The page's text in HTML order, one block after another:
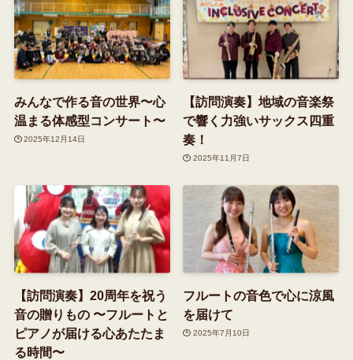
みんなで作る音の世界〜心
温まる体感型コンサート〜
2025年12月14日
【訪問演奏】地域の音楽祭
で響く力強いサックス四重
奏！
2025年11月7日
【訪問演奏】20周年を祝う
音の贈りもの 〜フルートと
ピアノが届ける心あたたま
る時間〜
フルートの音色で心に涼風
を届けて
2025年7月10日